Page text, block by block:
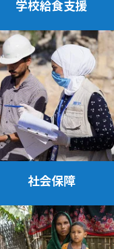
学校給食支援
社会保障